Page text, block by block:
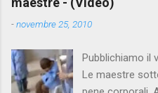
-novembre 25, 2010
Pubblichiamo il
Le maestre